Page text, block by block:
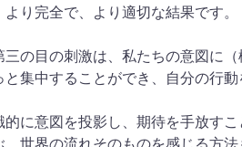
り完全で、より適切な結果です。
の目の刺激は、私たちの意図に
集中することができ、自分の行
に意図を投影し、期待を手放す